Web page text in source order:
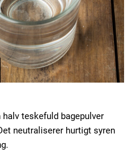
teskefuld bagepulver
neutraliserer hurtigt syren